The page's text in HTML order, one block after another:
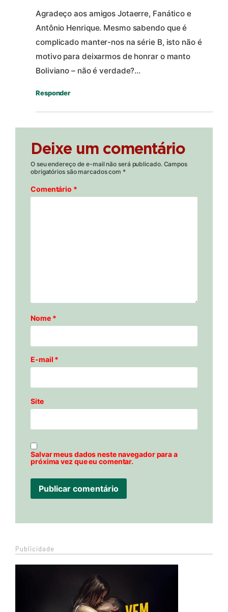
Agradeço aos amigos Jotaerre, Fanático e
Antônio Henrique. Mesmo sabendo que é
complicado manter-nos na série B, isto não é
motivo para deixarmos de honrar o manto
Boliviano – não é verdade?…
Responder
Deixe um comentário
O seu endereço de e-mail não será publicado. Campos
obrigatórios são marcados com *
Comentário *
Nome *
E-mail *
Site
Salvar meus dados neste navegador para a
próxima vez que eu comentar.
Publicidade